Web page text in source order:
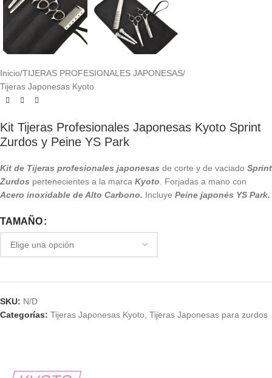
Inicio/TIJERAS PROFESIONALES JAPONESAS/
Tijeras Japonesas Kyoto
Kit Tijeras Profesionales Japonesas Kyoto Sprint
Zurdos y Peine YS Park
Kit de Tijeras profesionales japonesas de corte y de vaciado Sprint
Zurdos pertenecientes a la marca Kyoto. Forjadas a mano con
Acero inoxidable de Alto Carbono. Incluye Peine japonés YS Park.
TAMAÑO
SKU: N/D
Categorías: Tijeras Japonesas Kyoto, Tijeras Japonesas para zurdos